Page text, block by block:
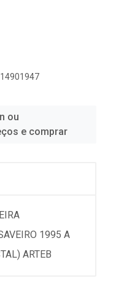
ou
e comprar
1995 A
ARTEB